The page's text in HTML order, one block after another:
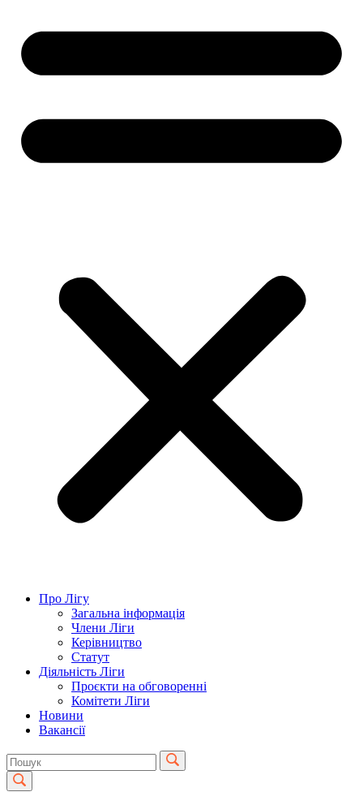
Про Лігу
Загальна інформація
Члени Ліги
Керівництво
Статут
Діяльність Ліги
Проєкти на обговоренні
Комітети Ліги
Новини
Вакансії